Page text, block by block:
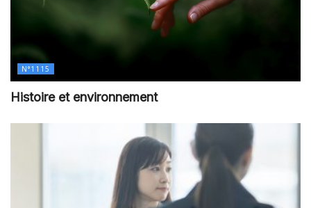
N°1115
Histoire et environnement